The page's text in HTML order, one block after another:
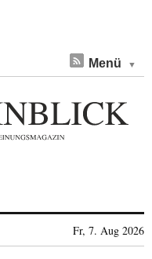
Menü
Fr, 7. Aug 2026